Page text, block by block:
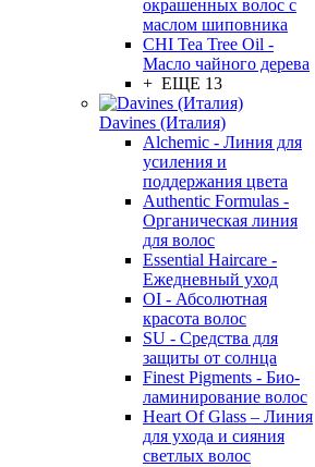
окрашенных волос с
маслом шиповника
CHI Tea Tree Oil -
Масло чайного дерева
+ ЕЩЕ 13
Davines (Италия)
Alchemic - Линия для
усиления и
поддержания цвета
Authentic Formulas -
Органическая линия
для волос
Essential Haircare -
Eжедневный уход
OI - Абсолютная
красота волос
SU - Средства для
защиты от солнца
Finest Pigments - Био-
ламинирование волос
Heart Of Glass – Линия
для ухода и сияния
светлых волос